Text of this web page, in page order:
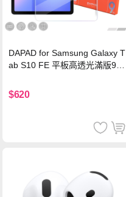
DAPAD for Samsung Galaxy T
ab S10 FE 平板高透光滿版9H
$620